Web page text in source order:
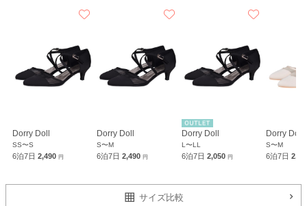
Dorry Doll
SS〜S
6泊7日 2,490 円
Dorry Doll
S〜M
6泊7日2,490円
Dorry Doll
L〜LL
6泊7日 2,050 円
Dorry Doll
S〜M
6泊7日
サイズ比較